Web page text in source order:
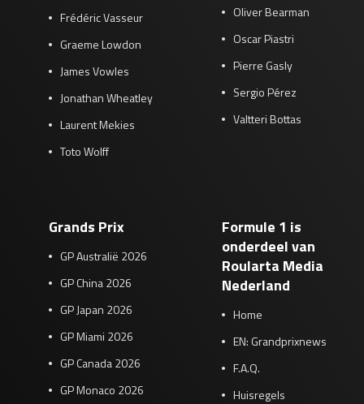
Frédéric Vasseur
Graeme Lowdon
James Vowles
Jonathan Wheatley
Laurent Mekies
Toto Wolff
Oliver Bearman
Oscar Piastri
Pierre Gasly
Sergio Pérez
Valtteri Bottas
Grands Prix
GP Australië 2026
GP China 2026
GP Japan 2026
GP Miami 2026
GP Canada 2026
GP Monaco 2026
Formule 1 is
onderdeel van
Roularta Media
Nederland
Home
EN: Grandprixnews
F.A.Q.
Huisregels